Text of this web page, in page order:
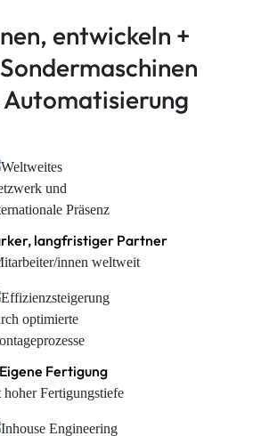
entwickeln +
langfristiger Partner
innen weltweit
Eigene Fertigung
hoher Fertigungstiefe